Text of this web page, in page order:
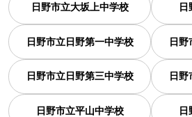
日野市立大坂上中学校
日野市立日野第一中学校 日
日野市立日野第三中学校 日
日野市立平山中学校